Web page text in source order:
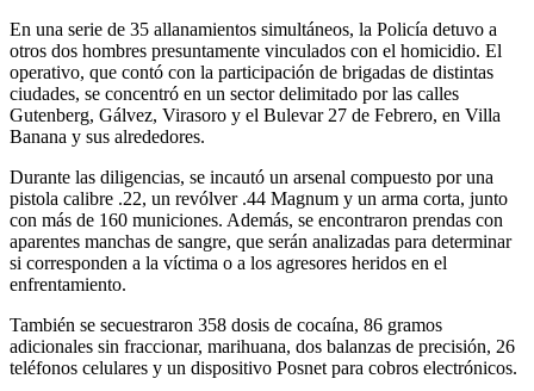
En una serie de 35 allanamientos simultáneos, la Policía detuvo a
otros dos hombres presuntamente vinculados con el homicidio. El
operativo, que contó con la participación de brigadas de distintas
ciudades, se concentró en un sector delimitado por las calles
Gutenberg, Gálvez, Virasoro y el Bulevar 27 de Febrero, en Villa
Banana y sus alrededores.
Durante las diligencias, se incautó un arsenal compuesto por una
pistola calibre .22, un revólver .44 Magnum y un arma corta, junto
con más de 160 municiones. Además, se encontraron prendas con
aparentes manchas de sangre, que serán analizadas para determinar
si corresponden a la víctima o a los agresores heridos en el
enfrentamiento.
También se secuestraron 358 dosis de cocaína, 86 gramos
adicionales sin fraccionar, marihuana, dos balanzas de precisión, 26
teléfonos celulares y un dispositivo Posnet para cobros electrónicos.